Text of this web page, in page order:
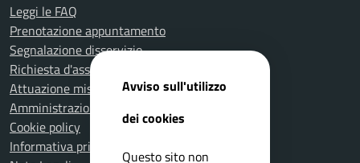
Leggi le FAQ
Prenotazione appuntamento
Segnalazione disservizio
Richiesta d'assistenza
Attuazione misure PNRR
Amministrazione trasparente
Cookie policy
Informativa privacy
Avviso sull'utilizzo
dei cookies
Questo sito non